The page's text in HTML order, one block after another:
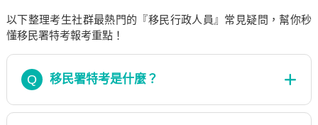
以下整理考生社群最熱門的『移民行政人員』常見疑問，幫你秒
懂移民署特考報考重點！
Q 移民署特考是什麼？